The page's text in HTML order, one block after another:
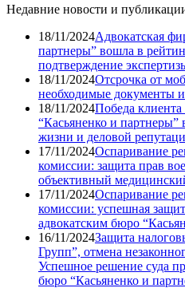
Недавние новости и
18/11/2024Адвокатская
партнеры” вошла в
подтверждение
18/11/2024Отсрочка от
необходимые документы
18/11/2024Победа клиента
“Касьяненко и партнеры”
жизни и деловой
17/11/2024Оспаривание
комиссии: защита прав
объективный
17/11/2024Оспаривание
комиссии: успешная
адвокатским бюро
16/11/2024Защита
Групп”, отмена
Успешное решение суда
бюро “Касьяненко и